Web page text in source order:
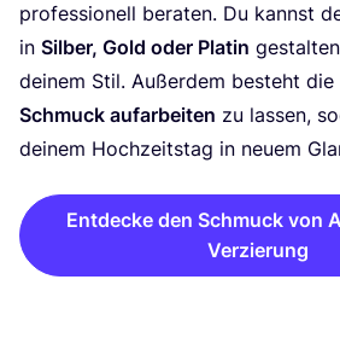
pro­fes­sio­nell bera­ten. Du kannst
in Sil­ber, Gold oder Pla­tin
dei­nem Stil. Außer­dem besteht
Schmuck auf­ar­bei­ten zu las­sen,
dei­nem Hoch­zeits­tag in neu­em
Entdecke den Schmuck von
Verzierung